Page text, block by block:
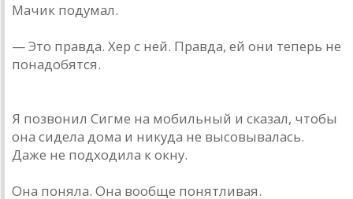
Мачик подумал.
— Это правда. Хер с ней. Правда, ей они теперь не
понадобятся.
Я позвонил Сигме на мобильный и сказал, чтобы
она сидела дома и никуда не высовывалась.
Даже не подходила к окну.
Она поняла. Она вообще понятливая.